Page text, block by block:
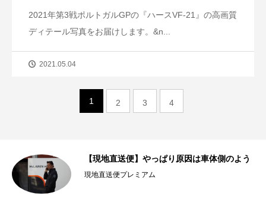
2021年第3戦ポルトガルGPの『ハースVF-21』の高画質
ディテール写真をお届けします。&n...
2021.05.04
1 2 3 4
【現地直送便】やっぱり原因は車体側のよう
現地直送便プレミアム